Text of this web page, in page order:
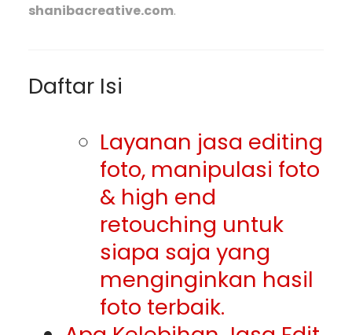
shanibacreative.com.
Daftar Isi
Layanan jasa editing
foto, manipulasi foto
& high end
retouching untuk
siapa saja yang
menginginkan hasil
foto terbaik.